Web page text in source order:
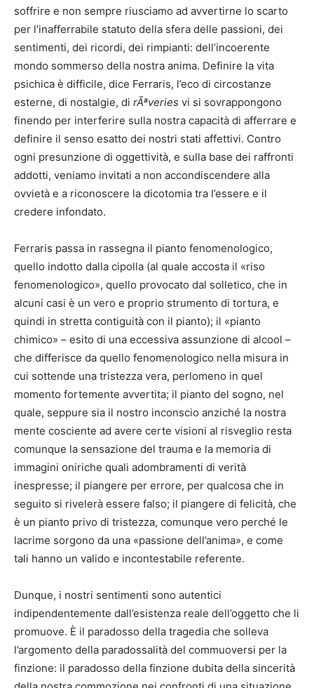
soffrire e non sempre riusciamo ad avvertirne lo scarto
per l’inafferrabile statuto della sfera delle passioni, dei
sentimenti, dei ricordi, dei rimpianti: dell’incoerente
mondo sommerso della nostra anima. Definire la vita
psichica è difficile, dice Ferraris, l’eco di circostanze
esterne, di nostalgie, di rÃªveries vi si sovrappongono
finendo per interferire sulla nostra capacità di afferrare e
definire il senso esatto dei nostri stati affettivi. Contro
ogni presunzione di oggettività, e sulla base dei raffronti
addotti, veniamo invitati a non accondiscendere alla
ovvietà e a riconoscere la dicotomia tra l’essere e il
credere infondato.
Ferraris passa in rassegna il pianto fenomenologico,
quello indotto dalla cipolla (al quale accosta il «riso
fenomenologico», quello provocato dal solletico, che in
alcuni casi è un vero e proprio strumento di tortura, e
quindi in stretta contiguità con il pianto); il «pianto
chimico» – esito di una eccessiva assunzione di alcool –
che differisce da quello fenomenologico nella misura in
cui sottende una tristezza vera, perlomeno in quel
momento fortemente avvertita; il pianto del sogno, nel
quale, seppure sia il nostro inconscio anziché la nostra
mente cosciente ad avere certe visioni al risveglio resta
comunque la sensazione del trauma e la memoria di
immagini oniriche quali adombramenti di verità
inespresse; il piangere per errore, per qualcosa che in
seguito si rivelerà essere falso; il piangere di felicità, che
è un pianto privo di tristezza, comunque vero perché le
lacrime sorgono da una «passione dell’anima», e come
tali hanno un valido e incontestabile referente.
Dunque, i nostri sentimenti sono autentici
indipendentemente dall’esistenza reale dell’oggetto che li
promuove. È il paradosso della tragedia che solleva
l’argomento della paradossalità del commuoversi per la
finzione: il paradosso della finzione dubita della sincerità